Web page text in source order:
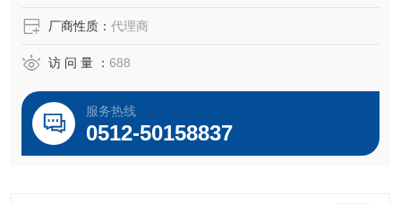
厂商性质： 代理商
访 问 量 ： 688
服务热线
0512-50158837